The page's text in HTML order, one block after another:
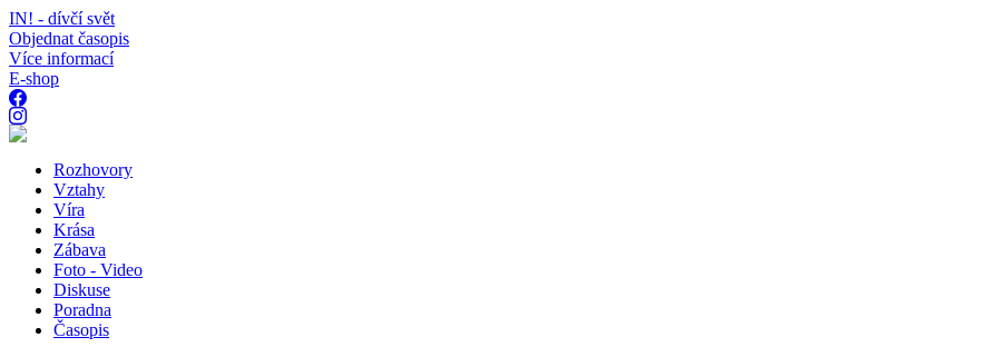
IN! - dívčí svět
Objednat časopis
Více informací
E-shop
Rozhovory
Vztahy
Víra
Krása
Zábava
Foto - Video
Diskuse
Poradna
Časopis